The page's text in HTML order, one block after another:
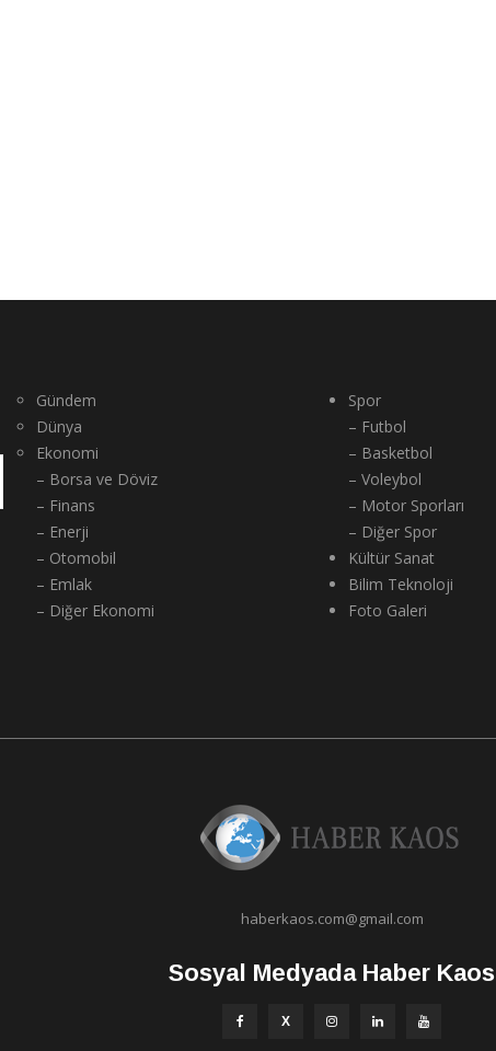
Gündem
Dünya
Ekonomi
– Borsa ve Döviz
– Finans
– Enerji
– Otomobil
– Emlak
– Diğer Ekonomi
Spor
– Futbol
– Basketbol
– Voleybol
– Motor Sporları
– Diğer Spor
Kültür Sanat
Bilim Teknoloji
Foto Galeri
haberkaos.com@gmail.com
Sosyal Medyada Haber Kaos